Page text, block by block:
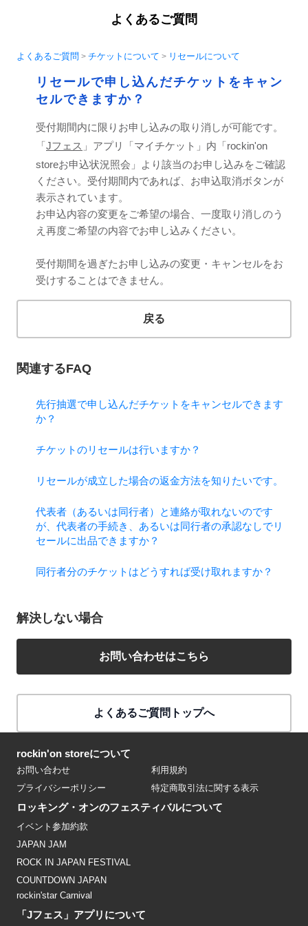
よくあるご質問
よくあるご質問 > チケットについて > リセールについて
リセールで申し込んだチケットをキャン
セルできますか？
受付期間内に限りお申し込みの取り消しが可能です。
「Jフェス 」アプリ「マイチケット」内「rockin'on
storeお申込状況照会」より該当のお申し込みをご確認
ください。受付期間内であれば、お申込取消ボタンが
表示されています。
お申込内容の変更をご希望の場合、一度取り消しのう
え再度ご希望の内容でお申し込みください。
受付期間を過ぎたお申し込みの変更・キャンセルをお
受けすることはできません。
戻る
関連するFAQ
先行抽選で申し込んだチケットをキャンセルできます
か？
チケットのリセールは行いますか？
リセールが成立した場合の返金方法を知りたいです。
代表者（あるいは同行者）と連絡が取れないのです
が、代表者の手続き、あるいは同行者の承認なしでリ
セールに出品できますか？
同行者分のチケットはどうすれば受け取れますか？
解決しない場合
お問い合わせはこちら
よくあるご質問トップへ
rockin'on storeについて
お問い合わせ
利用規約
プライバシーポリシー
特定商取引法に関する表示
ロッキング・オンのフェスティバルについて
イベント参加約款
JAPAN JAM
ROCK IN JAPAN FESTIVAL
COUNTDOWN JAPAN
rockin'star Carnival
「Jフェス」アプリについて